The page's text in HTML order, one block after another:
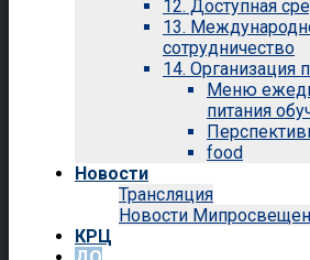
12. Доступная
13.
сотрудничество
14. Организация
Меню
питания
food
Новости
Трансляция
Новости
КРЦ